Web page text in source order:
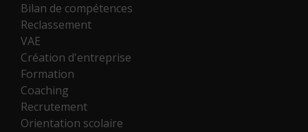
Bilan de compétences
Reclassement
VAE
Création d'entreprise
Formation
Coaching
Recrutement
Orientation scolaire